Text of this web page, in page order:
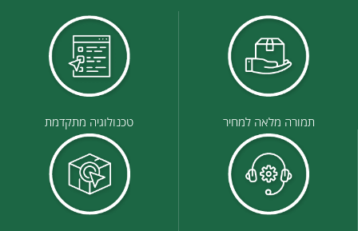
תמורה מלאה למחיר טכנולוגיה מתקדמת